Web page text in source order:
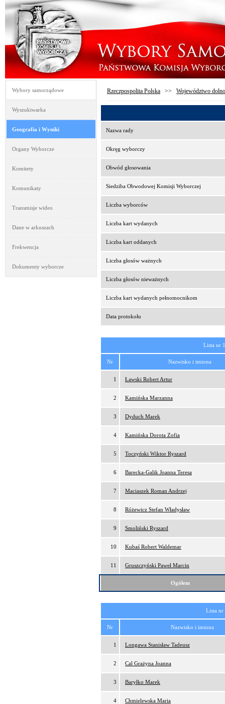
Wybory samorządowe
Wyszukiwarka
Geografia i Wyniki
Organy Wyborcze
Komitety
Komunikaty
Transmisje wideo
Dane w arkuszach
Frekwencja
Dokumenty wyborcze
Rzeczpospolita Polska >> Województwo
Nazwa rady
Okręg wyborczy
Obwód głosowania
Siedziba Obwodowej Komisji Wyborczej
Liczba wyborców
Liczba kart wydanych
Liczba kart oddanych
Liczba głosów ważnych
Liczba głosów nieważnych
Liczba kart wydanych pełnomocnikom
Data protokołu
Lista nr
Nr Nazwisko i imiona
1 Ławski Robert Artur
2 Kamińska Marzanna
3 Dyduch Marek
4 Kamińska Dorota Zofia
5 Toczyński Wiktor Ryszard
6 Barecka-Galik Joanna Teresa
7 Maciaszek Roman Andrzej
8 Różewicz Stefan Władysław
9 Smoliński Ryszard
10 Kubaś Robert Waldemar
11 Gruszczyński Paweł Marcin
Ogółem
Lista
Nr Nazwisko i imiona
1 Longawa Stanisław Tadeusz
2 Cal Grażyna Joanna
3 Baryłko Marek
4 Chmielewska Maria